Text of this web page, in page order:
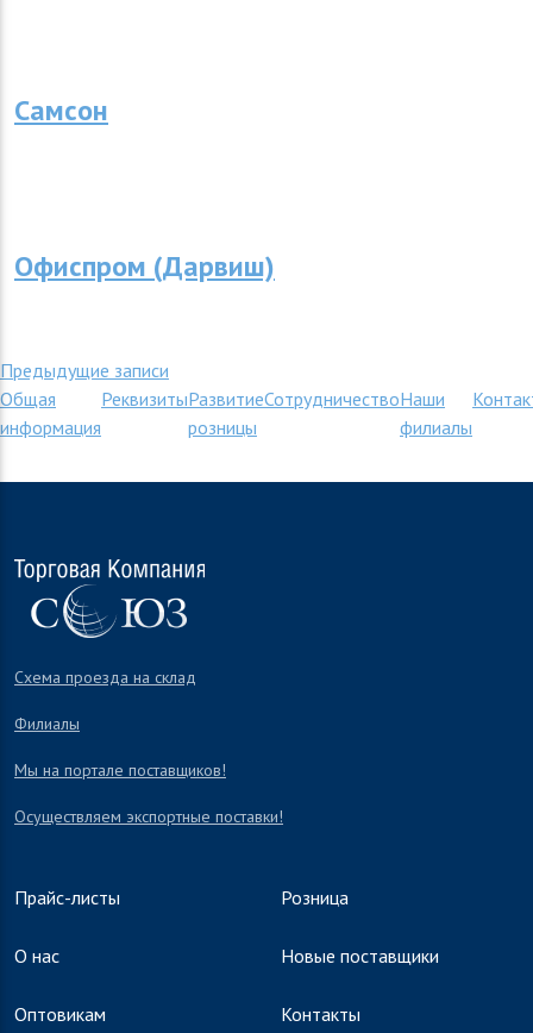
Самсон
Офиспром (Дарвиш)
Навигация
по
записям
Предыдущие записи
Общая
информация
РеквизитыРазвитие
розницы
СотрудничествоНаши
филиалы
Схема проезда на склад
Филиалы
Мы на портале поставщиков!
Осуществляем экспортные поставки!
Прайс-листы
О нас
Оптовикам
Розница
Новые поставщики
Контакты